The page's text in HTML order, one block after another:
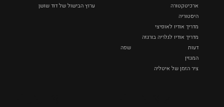
ארכיטקטורה
היסטוריה
מדריך אודיו לאופיצי
מדריך אודיו לגלריה בורגזה
דעות
שפה
המגזין
ציר הזמן של איטליה
ערוץ הבישול של דוד שושן